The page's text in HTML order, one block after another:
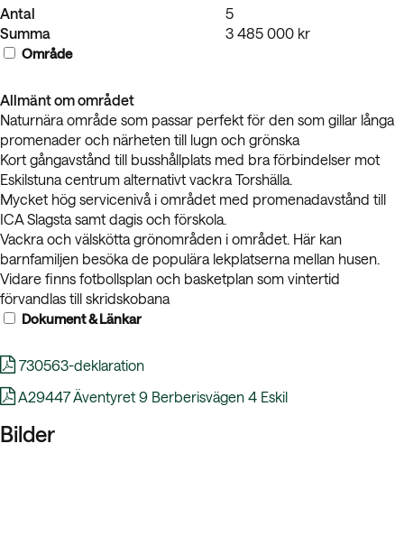
Antal
5
Summa
3 485 000 kr
Område
Allmänt om området
Naturnära område som passar perfekt för den som gillar långa
promenader och närheten till lugn och grönska
Kort gångavstånd till busshållplats med bra förbindelser mot
Eskilstuna centrum alternativt vackra Torshälla.
Mycket hög servicenivå i området med promenadavstånd till
ICA Slagsta samt dagis och förskola.
Vackra och välskötta grönområden i området. Här kan
barnfamiljen besöka de populära lekplatserna mellan husen.
Vidare finns fotbollsplan och basketplan som vintertid
förvandlas till skridskobana
Dokument & Länkar
730563-deklaration
A29447 Äventyret 9 Berberisvägen 4 Eskil
Bilder